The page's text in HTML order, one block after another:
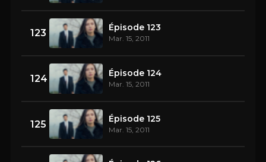
123 Épisode 123
Mar. 15, 2011
124 Épisode 124
Mar. 15, 2011
125 Épisode 125
Mar. 15, 2011